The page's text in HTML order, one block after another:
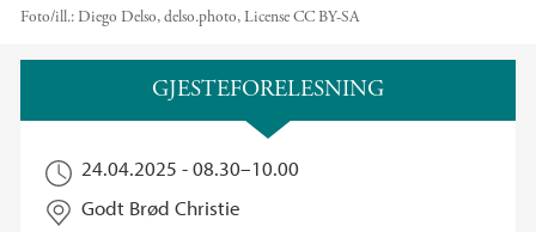
Foto/ill.: Diego Delso, delso.photo, License CC BY-SA
HovedinnholdGJESTEFORELESNING
24.04.2025 -08.30–10.00
Godt Brød Christie